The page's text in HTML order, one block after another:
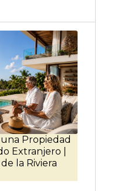
Propiedad
Extranjero |
la Riviera